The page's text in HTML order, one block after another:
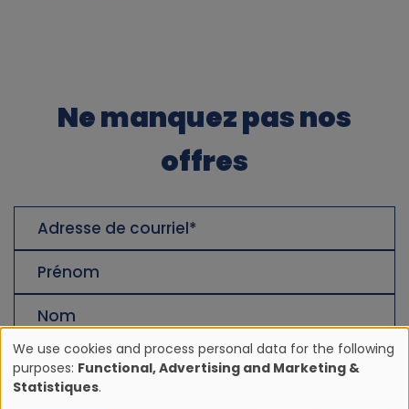
Ne manquez pas nos
offres
courriel
de
famille
U
We use cookies and process personal data for the following
purposes: Functional, Advertising and Marketing &
Statistiques.